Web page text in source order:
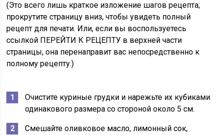
(Это всего лишь краткое изложение шагов рецепта;
прокрутите страницу вниз, чтобы увидеть полный
рецепт для печати. ​​Или, если вы воспользуетесь
ссылкой ПЕРЕЙТИ К РЕЦЕПТУ в верхней части
страницы, она перенаправит вас непосредственно к
полному рецепту.)
Очистите куриные грудки и нарежьте их кубиками
одинакового размера со стороной около 5 см.
Смешайте оливковое масло, лимонный сок,